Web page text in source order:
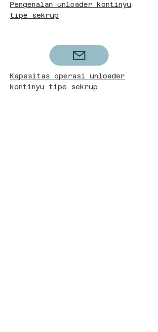
Pengenalan unloader kontinyu
tipe sekrup
Kapasitas operasi unloader
kontinyu tipe sekrup